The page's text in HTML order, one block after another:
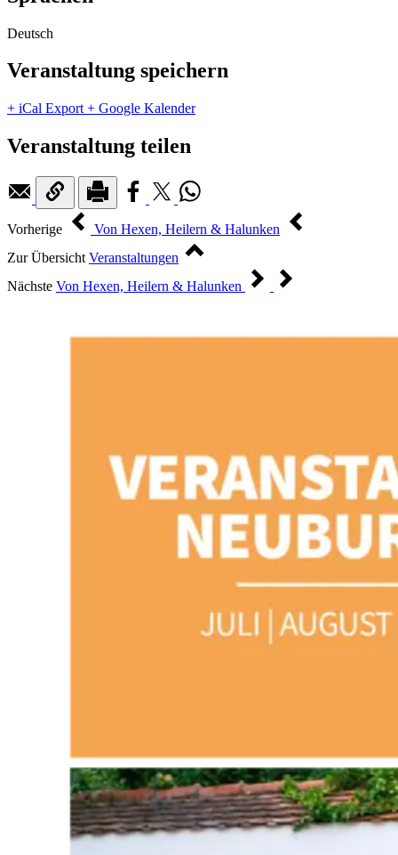
Deutsch
Veranstaltung speichern
+ iCal Export + Google Kalender
Veranstaltung teilen
Vorherige
Von Hexen, Heilern & Halunken
Zur Übersicht Veranstaltungen
Nächste Von Hexen, Heilern & Halunken